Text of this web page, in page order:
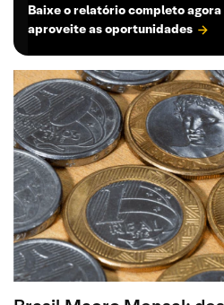
Baixe o relatório completo agora
aproveite as oportunidades